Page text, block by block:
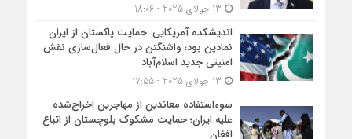
اندیشکده آمریکایی: حمایت پاکستان از ایران
نمادین بود؛ واشنگتن در حال فعال‌سازی نقش
امنیتی جدید اسلام‌آباد
سوءاستفاده معاندین از مهاجرین اخراج‌شده
علیه ایران؛ حمایت مشکوک بلوچستان از اتباع
افغان